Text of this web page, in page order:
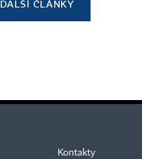
DALŠÍ ČLÁNKY
Kontakty